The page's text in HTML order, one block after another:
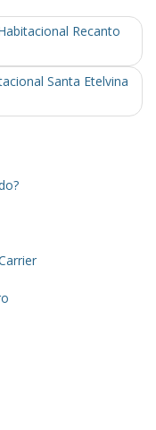
Recanto
Santa Etelvina